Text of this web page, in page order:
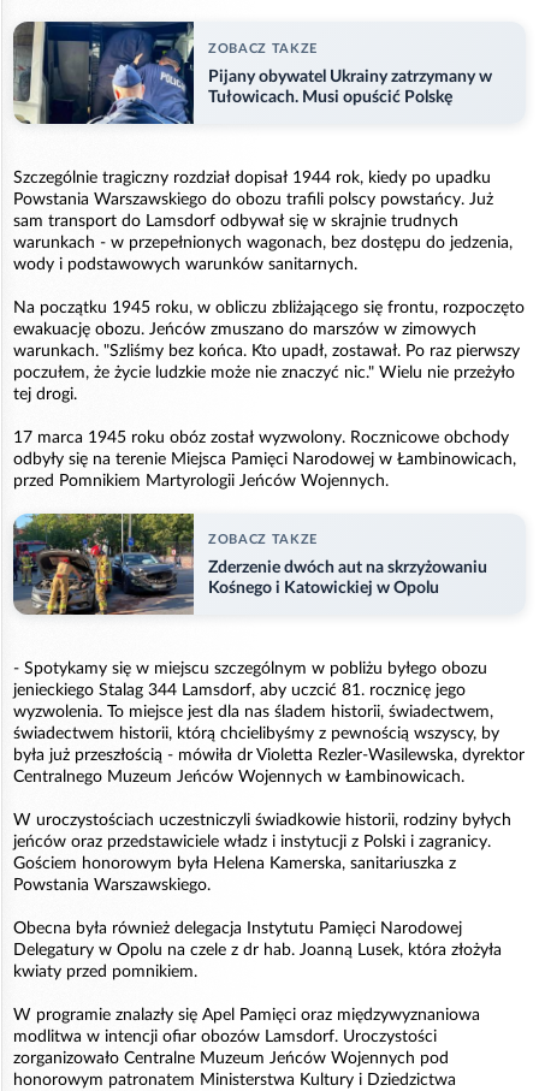
ZOBACZ TAKZE
Pijany obywatel Ukrainy zatrzymany w
Tułowicach. Musi opuścić Polskę
Szczególnie tragiczny rozdział dopisał 1944 rok, kiedy po upadku
Powstania Warszawskiego do obozu trafili polscy powstańcy. Już
sam transport do Lamsdorf odbywał się w skrajnie trudnych
warunkach - w przepełnionych wagonach, bez dostępu do jedzenia,
wody i podstawowych warunków sanitarnych.
Na początku 1945 roku, w obliczu zbliżającego się frontu, rozpoczęto
ewakuację obozu. Jeńców zmuszano do marszów w zimowych
warunkach. "Szliśmy bez końca. Kto upadł, zostawał. Po raz pierwszy
poczułem, że życie ludzkie może nie znaczyć nic." Wielu nie przeżyło
tej drogi.
17 marca 1945 roku obóz został wyzwolony. Rocznicowe obchody
odbyły się na terenie Miejsca Pamięci Narodowej w Łambinowicach,
przed Pomnikiem Martyrologii Jeńców Wojennych.
ZOBACZ TAKZE
Zderzenie dwóch aut na skrzyżowaniu
Kośnego i Katowickiej w Opolu
- Spotykamy się w miejscu szczególnym w pobliżu byłego obozu
jenieckiego Stalag 344 Lamsdorf, aby uczcić 81. rocznicę jego
wyzwolenia. To miejsce jest dla nas śladem historii, świadectwem,
świadectwem historii, którą chcielibyśmy z pewnością wszyscy, by
była już przeszłością - mówiła dr Violetta Rezler-Wasilewska, dyrektor
Centralnego Muzeum Jeńców Wojennych w Łambinowicach.
W uroczystościach uczestniczyli świadkowie historii, rodziny byłych
jeńców oraz przedstawiciele władz i instytucji z Polski i zagranicy.
Gościem honorowym była Helena Kamerska, sanitariuszka z
Powstania Warszawskiego.
Obecna była również delegacja Instytutu Pamięci Narodowej
Delegatury w Opolu na czele z dr hab. Joanną Lusek, która złożyła
kwiaty przed pomnikiem.
W programie znalazły się Apel Pamięci oraz międzywyznaniowa
modlitwa w intencji ofiar obozów Lamsdorf. Uroczystości
zorganizowało Centralne Muzeum Jeńców Wojennych pod
honorowym patronatem Ministerstwa Kultury i Dziedzictwa